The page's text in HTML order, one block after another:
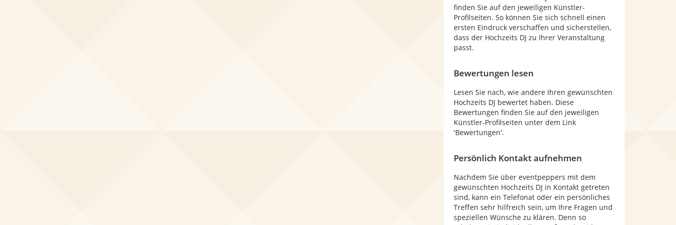
finden Sie auf den jeweiligen Künstler-
Profilseiten. So können Sie sich schnell einen
ersten Eindruck verschaffen und sicherstellen,
dass der Hochzeits DJ zu Ihrer Veranstaltung
passt.
Bewertungen lesen
Lesen Sie nach, wie andere Ihren gewünschten
Hochzeits DJ bewertet haben. Diese
Bewertungen finden Sie auf den jeweiligen
Künstler-Profilseiten unter dem Link
'Bewertungen'.
Persönlich Kontakt aufnehmen
Nachdem Sie über eventpeppers mit dem
gewünschten Hochzeits DJ in Kontakt getreten
sind, kann ein Telefonat oder ein persönliches
Treffen sehr hilfreich sein, um Ihre Fragen und
speziellen Wünsche zu klären. Denn so